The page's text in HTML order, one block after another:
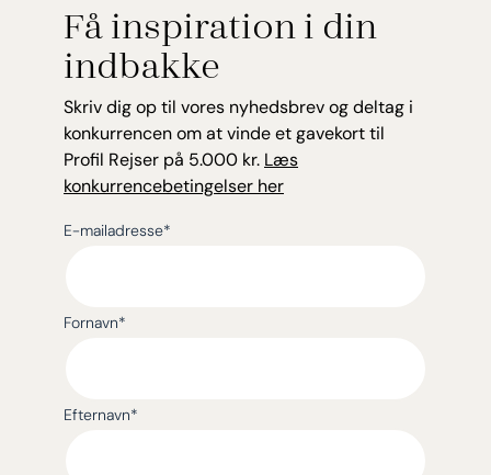
Få inspiration i din
indbakke
Skriv dig op til vores nyhedsbrev og deltag i
konkurrencen om at vinde et gavekort til
Profil Rejser på 5.000 kr. Læs
konkurrencebetingelser her
E-mailadresse*
Fornavn*
Efternavn*